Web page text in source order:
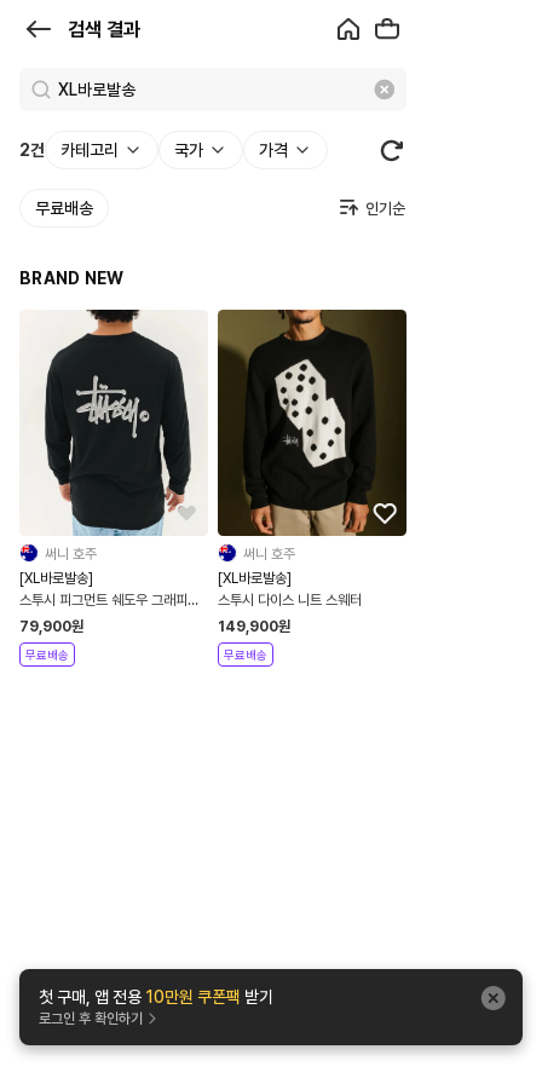
첫 구매, 앱 전용 10만원 쿠폰팩 받기
로그인 후 확인하기
검색 결과
과
로
2건 카테고리 국가 가격
무료배송
BRAND NEW
써니 호주
[XL바로발송]
스투시 피그먼트 쉐도우 그래피티
긴팔 티셔츠
79,900원
무료배송
써니 호주
[XL바로발송]
스투시 다이스 니트 스웨터
149,900원
무료배송